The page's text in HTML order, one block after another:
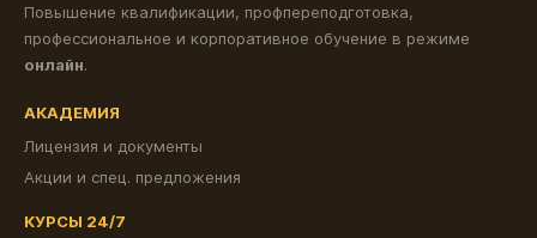
Повышение квалификации, профпереподготовка,
профессиональное и корпоративное обучение в режиме
онлайн.
АКАДЕМИЯ
Лицензия и документы
Акции и спец. предложения
КУРСЫ 24/7